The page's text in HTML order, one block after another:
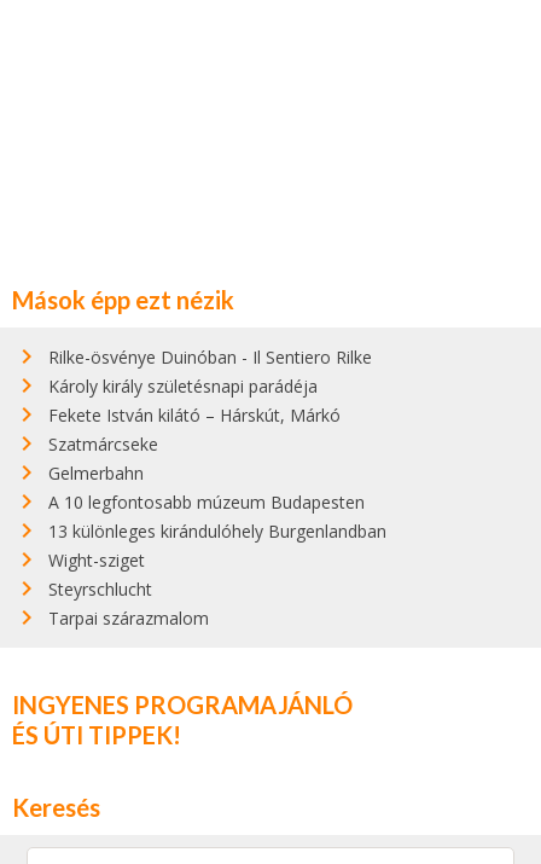
Mások épp ezt nézik
Rilke-ösvénye Duinóban - Il Sentiero Rilke
Károly király születésnapi parádéja
Fekete István kilátó – Hárskút, Márkó
Szatmárcseke
Gelmerbahn
A 10 legfontosabb múzeum Budapesten
13 különleges kirándulóhely Burgenlandban
Wight-sziget
Steyrschlucht
Tarpai szárazmalom
INGYENES PROGRAMAJÁNLÓ
ÉS ÚTI TIPPEK!
Keresés